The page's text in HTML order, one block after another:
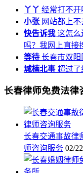
丫丫 经常打不开
小张 网站都上
快告诉我 这怎么
吗？我网上直接
等待 长春市双
城楠北事 超过了
长春律师免费法律
长春交通事故律
师咨询服务 02/22